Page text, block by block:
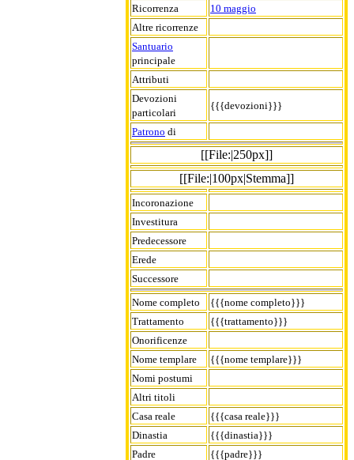
Ricorrenza
10 maggio
Altre ricorrenze
Santuario
principale
Attributi
Devozioni
particolari
{{{devozioni}}}
Patrono di
[[File:|250px]]
[[File:|100px|Stemma]]
Incoronazione
Investitura
Predecessore
Erede
Successore
Nome completo
{{{nome completo}}}
Trattamento
{{{trattamento}}}
Onorificenze
Nome templare
{{{nome templare}}}
Nomi postumi
Altri titoli
Casa reale
{{{casa reale}}}
Dinastia
{{{dinastia}}}
Padre
{{{padre}}}